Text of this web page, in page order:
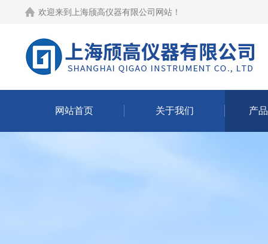
欢迎来到 上海颀高仪器有限公司网站 ！
网站首页 关于我们 产